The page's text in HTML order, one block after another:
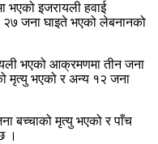
भएको इजरायली हवाई
जना घाइते भएको लेबनानको
भएको आक्रमणमा तीन जना
मृत्यु भएको र अन्य १२ जना
बच्चाको मृत्यु भएको र पाँच
।